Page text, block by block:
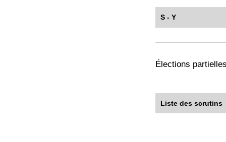
S - Y
Élections
Liste des scrutins